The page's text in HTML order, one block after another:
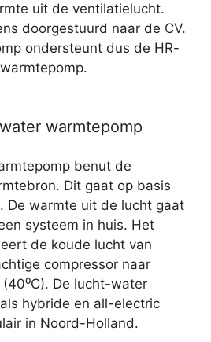
uit de ventilatielucht.
doorgestuurd naar de CV.
ondersteunt dus de HR-
warmtepomp
benut de
Dit gaat op basis
De warmte uit de lucht gaat
systeem in huis. Het
de koude lucht van
compressor naar
De lucht-water
hybride en all-electric
in Noord-Holland.